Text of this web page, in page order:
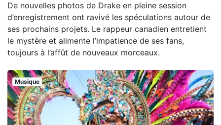
De nouvelles photos de Drake en pleine session
d’enregistrement ont ravivé les spéculations autour de
ses prochains projets. Le rappeur canadien entretient
le mystère et alimente l’impatience de ses fans,
toujours à l’affût de nouveaux morceaux.
Musique